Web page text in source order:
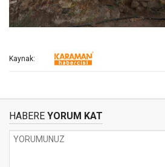
Kaynak:
HABERE YORUM KAT